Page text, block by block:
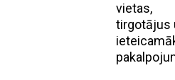
vietas,
tirgotājus